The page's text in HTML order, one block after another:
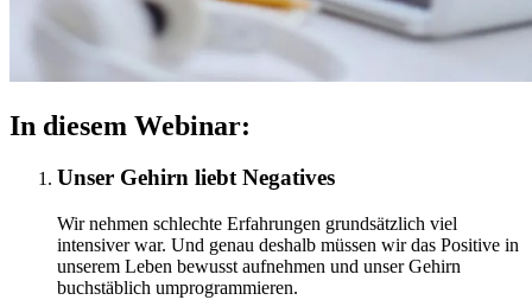
In diesem Webinar:
Unser Gehirn liebt Negatives
Wir nehmen schlechte Erfahrungen grundsätzlich viel
intensiver war. Und genau deshalb müssen wir das Positive in
unserem Leben bewusst aufnehmen und unser Gehirn
buchstäblich umprogrammieren.